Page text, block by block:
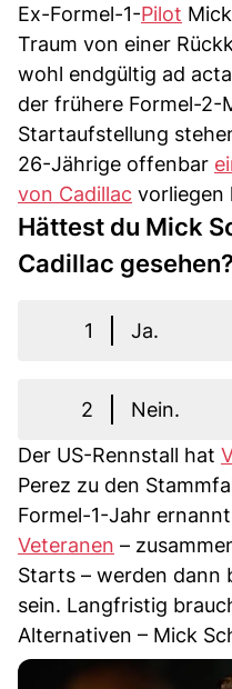
Ex-Formel-1-Pilot
Traum von einer
wohl endgültig ad
der frühere Formel-2-
Startaufstellung
26-Jährige offenbar
von Cadillac vorliegen
Hättest du Mick
Cadillac gesehen?
1 Ja.
2
Nein.
Der US-Rennstall hat
Perez zu den
Formel-1-Jahr
Veteranen –
Starts – werden dann
sein. Langfristig
Alternativen – Mick